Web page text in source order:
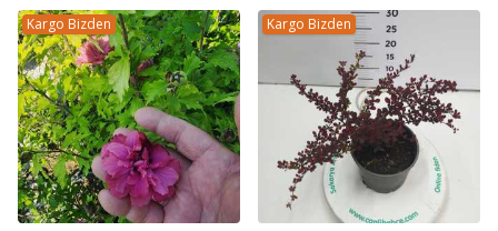
Kargo Bizden Kargo Bizden